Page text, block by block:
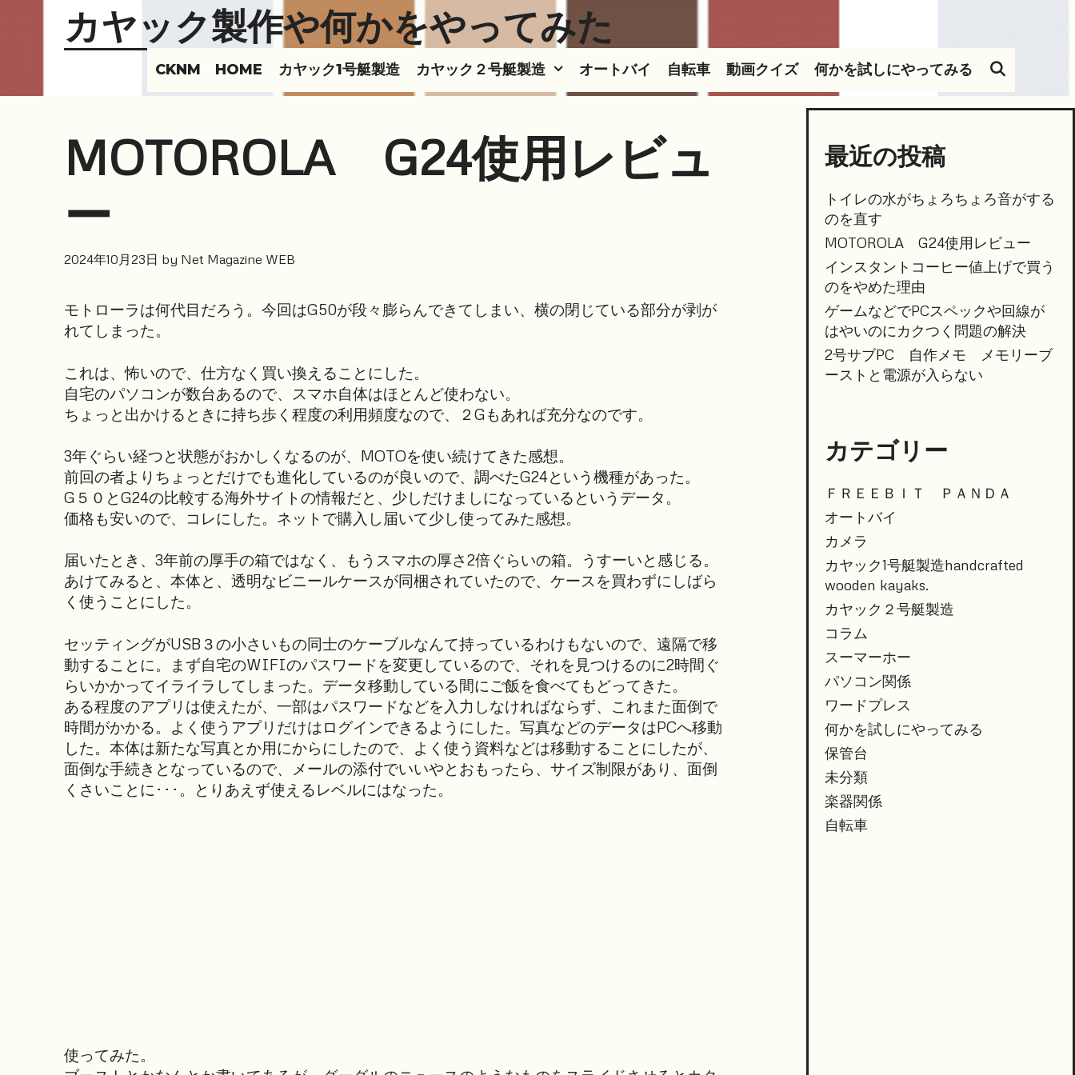
カヤック製作や何かをやってみた
CKNM HOME カヤック1号艇製造 カヤック２号艇製造 オートバイ 自転車 動画クイズ 何かを試しにやってみる
MOTOROLA G24使用レビュ
ー
2024年10月23日 by Net Magazine WEB
モトローラは何代目だろう。今回はG50が段々膨らんできてしまい、横の閉じている部分が剥が
れてしまった。
これは、怖いので、仕方なく買い換えることにした。
自宅のパソコンが数台あるので、スマホ自体はほとんど使わない。
ちょっと出かけるときに持ち歩く程度の利用頻度なので、２Gもあれば充分なのです。
3年ぐらい経つと状態がおかしくなるのが、MOTOを使い続けてきた感想。
前回の者よりちょっとだけでも進化しているのが良いので、調べたG24という機種があった。
G５０とG24の比較する海外サイトの情報だと、少しだけましになっているというデータ。
価格も安いので、コレにした。ネットで購入し届いて少し使ってみた感想。
届いたとき、3年前の厚手の箱ではなく、もうスマホの厚さ2倍ぐらいの箱。うすーいと感じる。
あけてみると、本体と、透明なビニールケースが同梱されていたので、ケースを買わずにしばら
く使うことにした。
セッティングがUSB３の小さいもの同士のケーブルなんて持っているわけもないので、遠隔で移
動することに。まず自宅のWIFIのパスワードを変更しているので、それを見つけるのに2時間ぐ
らいかかってイライラしてしまった。データ移動している間にご飯を食べてもどってきた。
ある程度のアプリは使えたが、一部はパスワードなどを入力しなければならず、これまた面倒で
時間がかかる。よく使うアプリだけはログインできるようにした。写真などのデータはPCへ移動
した。本体は新たな写真とか用にからにしたので、よく使う資料などは移動することにしたが、
面倒な手続きとなっているので、メールの添付でいいやとおもったら、サイズ制限があり、面倒
くさいことに･･･。とりあえず使えるレベルにはなった。
使ってみた。
最近の投稿
トイレの水がちょろちょろ音がする
のを直す
MOTOROLA G24使用レビュー
インスタントコーヒー値上げで買う
のをやめた理由
ゲームなどでPCスペックや回線が
はやいのにカクつく問題の解決
2号サブPC 自作メモ メモリーブ
ーストと電源が入らない
カテゴリー
ＦＲＥＥＢＩＴ ＰＡＮＤＡ
オートバイ
カメラ
カヤック1号艇製造handcrafted
wooden kayaks.
カヤック２号艇製造
コラム
スーマーホー
パソコン関係
ワードプレス
何かを試しにやってみる
保管台
未分類
楽器関係
自転車